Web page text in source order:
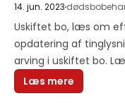
14. jun. 2023
Uskiftet bo, læs om
opdatering af
arving i uskiftet bo.
Læs mere